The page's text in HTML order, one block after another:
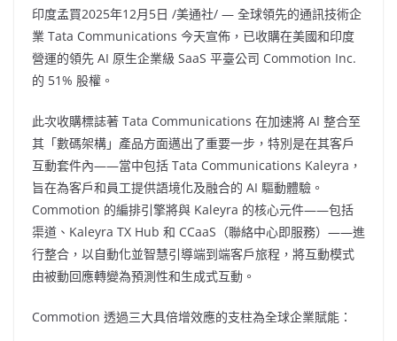
印度孟買2025年12月5日 /美通社/ — 全球領先的通訊技術企
業 Tata Communications 今天宣佈，已收購在美國和印度
營運的領先 AI 原生企業級 SaaS 平臺公司 Commotion Inc.
的 51% 股權。
此次收購標誌著 Tata Communications 在加速將 AI 整合至
其「數碼架構」產品方面邁出了重要一步，特別是在其客戶
互動套件內——當中包括 Tata Communications Kaleyra，
旨在為客戶和員工提供語境化及融合的 AI 驅動體驗。
Commotion 的編排引擎將與 Kaleyra 的核心元件——包括
渠道、Kaleyra TX Hub 和 CCaaS（聯絡中心即服務）——進
行整合，以自動化並智慧引導端到端客戶旅程，將互動模式
由被動回應轉變為預測性和生成式互動。
Commotion 透過三大具倍增效應的支柱為全球企業賦能：